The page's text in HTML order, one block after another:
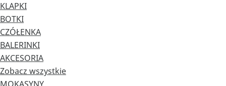
KLAPKI
BOTKI
CZÓŁENKA
BALERINKI
AKCESORIA
Zobacz wszystkie